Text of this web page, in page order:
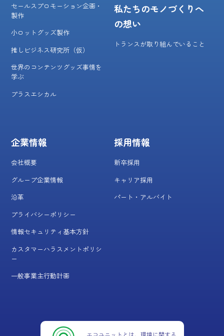
セールスプロモーション企画・
製作
小ロットグッズ製作
推しビジネス研究所（仮）
世界のコンテンツグッズ事情を
学ぶ
プラスエシカル
私たちのモノづくりへ
の想い
トランスが取り組んでいること
企業情報
会社概要
グループ企業情報
沿革
プライバシーポリシー
情報セキュリティ基本方針
カスタマーハラスメントポリシ
ー
一般事業主行動計画
採用情報
新卒採用
キャリア採用
パート・アルバイト